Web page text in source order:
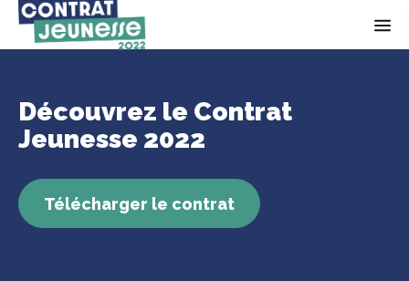
Découvrez le Contrat
Jeunesse 2022
Télécharger le contrat